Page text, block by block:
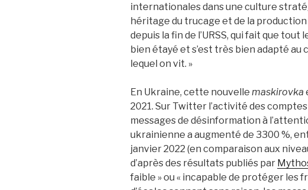
internationales dans une culture
héritage du trucage et de la production
depuis la fin de l’URSS, qui fait que
bien étayé et s’est très bien adapté
lequel on vit. »
En Ukraine, cette nouvelle maskirovka
2021. Sur Twitter l’activité des
messages de désinformation à
ukrainienne a augmenté de 3300 %,
janvier 2022 (en comparaison aux
d’après des résultats publiés par
faible » ou « incapable de protéger les